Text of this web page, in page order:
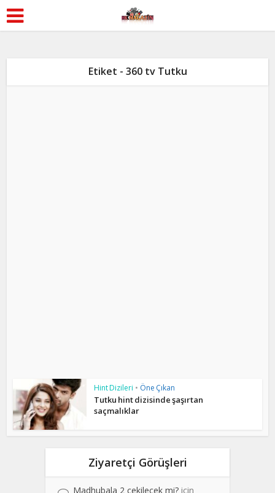
Etiket - 360 tv Tutku
Hint Dizileri • Öne Çıkan
Tutku hint dizisinde şaşırtan
saçmalıklar
Ziyaretçi Görüşleri
Madhubala 2 çekilecek mi? için